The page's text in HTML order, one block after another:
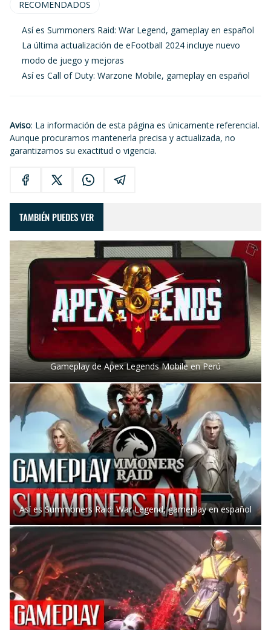
RECOMENDADOS
Así es Summoners Raid: War Legend, gameplay en español
La última actualización de eFootball 2024 incluye nuevo
modo de juego y mejoras
Así es Call of Duty: Warzone Mobile, gameplay en español
Aviso: La información de esta página es únicamente referencial.
Aunque procuramos mantenerla precisa y actualizada, no
garantizamos su exactitud o vigencia.
TAMBIÉN PUEDES VER
Gameplay de Apex Legends Mobile en Perú
Así es Summoners Raid: War Legend, gameplay en español